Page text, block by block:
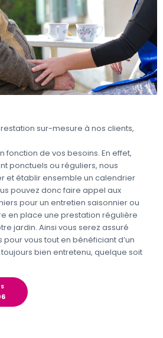
sur-mesure à nos clients,
fonction de vos besoins. En effet,
ponctuels ou réguliers, nous
et établir ensemble un calendrier
pouvez donc faire appel aux
pour un entretien saisonnier ou
en place une prestation régulière
jardin. Ainsi vous serez assuré
pour vous tout en bénéficiant d’un
bien entretenu, quelque soit